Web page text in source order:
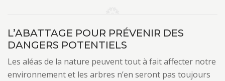
L’ABATTAGE POUR PRÉVENIR DES
DANGERS POTENTIELS
Les aléas de la nature peuvent tout à fait affecter notre
environnement et les arbres n’en seront pas toujours